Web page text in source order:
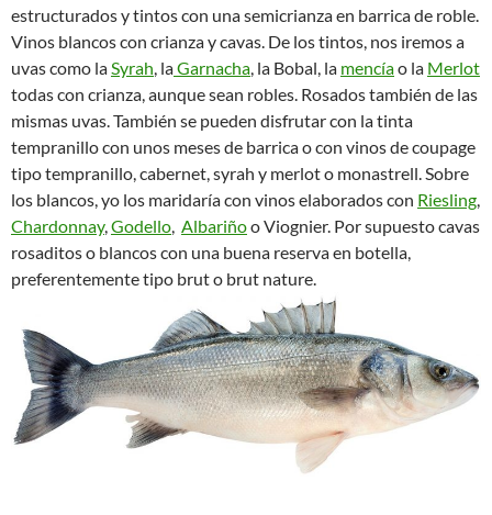
estructurados y tintos con una semicrianza en barrica de roble.
Vinos blancos con crianza y cavas. De los tintos, nos iremos a
uvas como laSyrah, laGarnacha, la Bobal, la mencíao la Merlot
todas con crianza, aunque sean robles. Rosados también de las
mismas uvas. También se pueden disfrutar con la tinta
tempranillo con unos meses de barrica o con vinos de coupage
tipo tempranillo, cabernet, syrah y merlot o monastrell. Sobre
los blancos, yo los maridaría con vinos elaborados con Riesling,
Chardonnay,Godello, Albariñoo Viognier. Por supuesto cavas
rosaditos o blancos con una buena reserva en botella,
preferentemente tipo brut o brut nature.